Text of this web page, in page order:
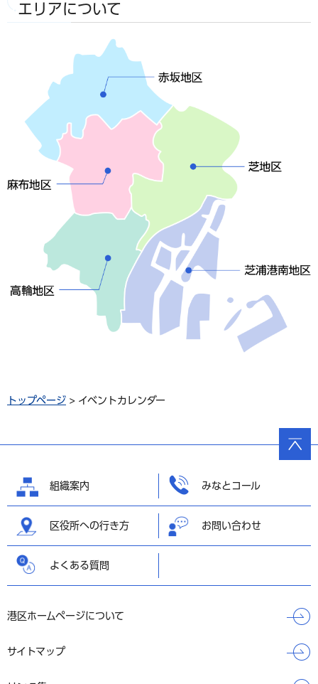
エリアについて
トップページ > イベントカレンダー
組織案内 みなとコール
区役所への行き方 お問い合わせ
よくある質問
港区ホームページについて
サイトマップ
ページ
の先頭